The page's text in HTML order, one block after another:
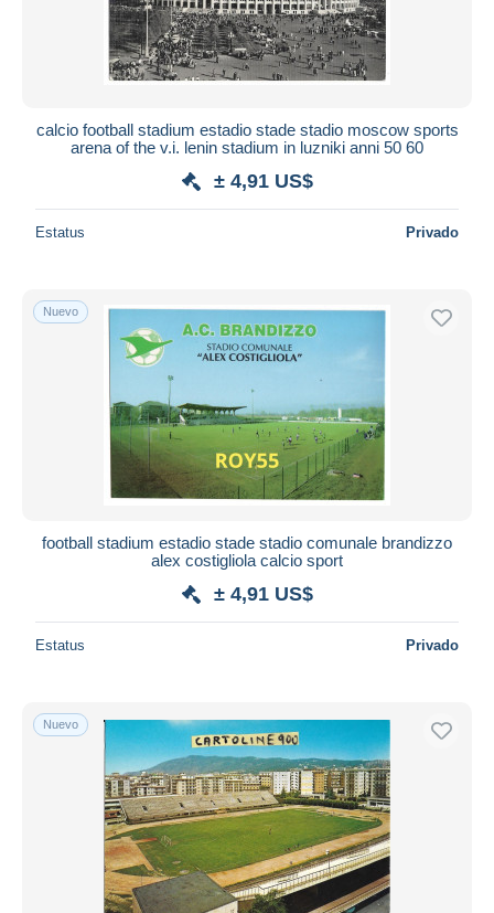
calcio football stadium estadio stade stadio moscow sports
arena of the v.i. lenin stadium in luzniki anni 50 60
± 4,91 US$
Estatus Privado
Nuevo
football stadium estadio stade stadio comunale brandizzo
alex costigliola calcio sport
± 4,91 US$
Estatus Privado
Nuevo